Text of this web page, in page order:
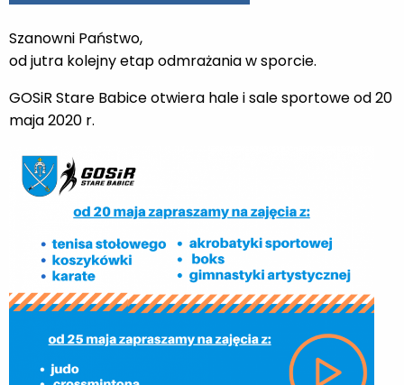
Szanowni Państwo,
od jutra kolejny etap odmrażania w sporcie.
GOSiR Stare Babice otwiera hale i sale sportowe od 20
maja 2020 r.